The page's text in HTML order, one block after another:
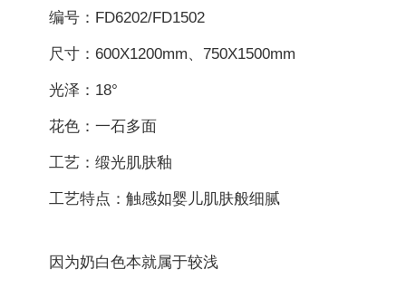
编号：FD6202/FD1502
尺寸：600X1200mm、750X1500mm
光泽：18°
花色：一石多面
工艺：缎光肌肤釉
工艺特点：触感如婴儿肌肤般细腻
因为奶白色本就属于较浅